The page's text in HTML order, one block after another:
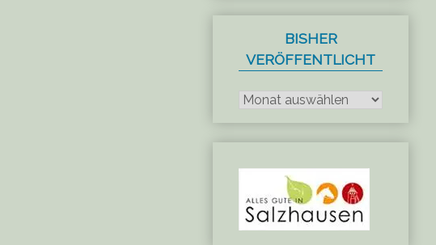
BISHER
VERÖFFENTLICHT
veröffentlicht